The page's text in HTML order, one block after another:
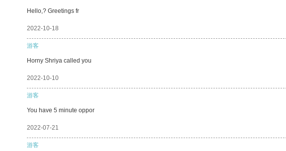
Hello,? Greetings fr
2022-10-18
游客
Horny Shriya called you
2022-10-10
游客
You have 5 minute oppor
2022-07-21
游客